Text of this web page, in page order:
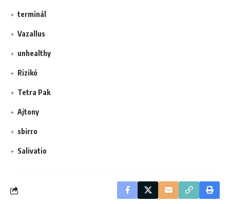
terminál
Vazallus
unhealthy
Rizikó
Tetra Pak
Ajtony
sbirro
Salivatio